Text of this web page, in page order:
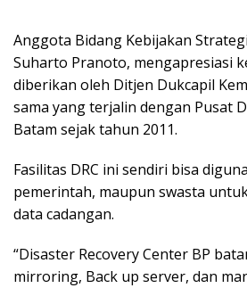
Anggota Bidang Kebijakan
Suharto Pranoto, mengapresiasi
diberikan oleh Ditjen Dukcapil
sama yang terjalin dengan Pusat
Batam sejak tahun 2011.
Fasilitas DRC ini sendiri bisa
pemerintah, maupun swasta
data cadangan.
“Disaster Recovery Center BP
mirroring, Back up server, dan